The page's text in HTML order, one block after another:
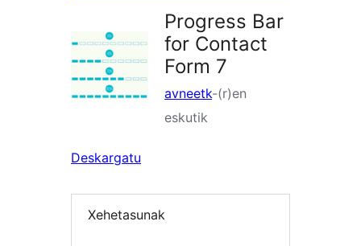
Progress Bar
for Contact
Form 7
avneetk-(r)en
eskutik
Deskargatu
Xehetasunak